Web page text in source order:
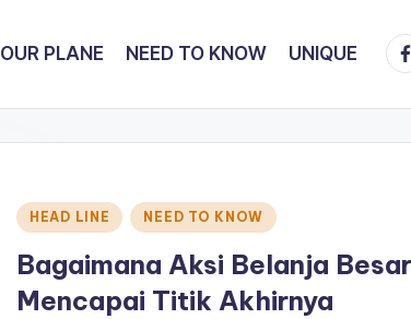
OUR PLANE NEED TO KNOW UNIQUE
Posted
HEAD LINE NEED TO KNOW
Bagaimana Aksi Belanja
Mencapai Titik Akhirnya